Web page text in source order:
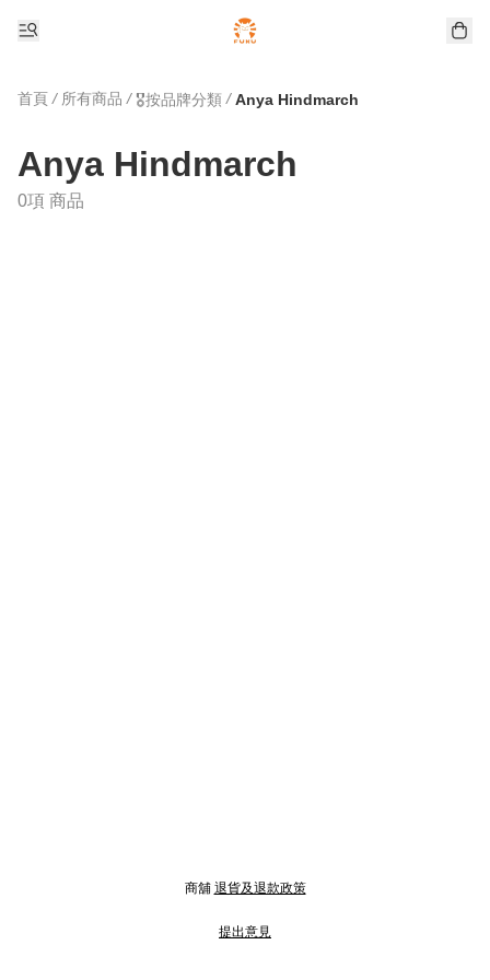
首頁 / 所有商品 / 🎖️按品牌分類 / Anya Hindmarch
Anya Hindmarch
0項 商品
商舖 退貨及退款政策
提出意見